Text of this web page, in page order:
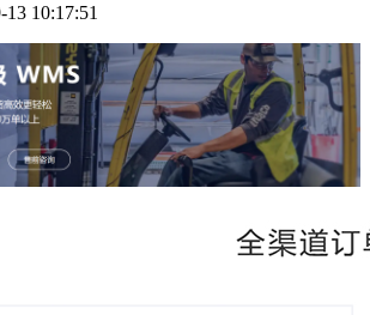
13 10:17:51